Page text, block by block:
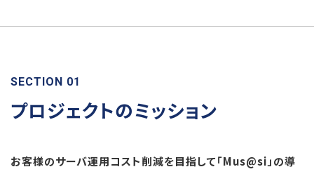
SECTION 01
プロジェクトのミッション
お客様のサーバ運用コスト削減を目指して「Mus@si」の導